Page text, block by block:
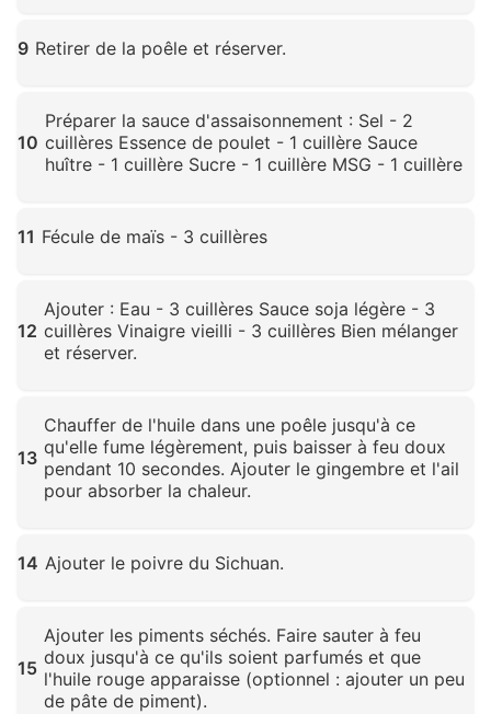
9 Retirer de la poêle et réserver.
10
Préparer la sauce d'assaisonnement : Sel - 2
cuillères Essence de poulet - 1 cuillère Sauce
huître - 1 cuillère Sucre - 1 cuillère MSG - 1 cuillère
11 Fécule de maïs - 3 cuillères
12
Ajouter : Eau - 3 cuillères Sauce soja légère - 3
cuillères Vinaigre vieilli - 3 cuillères Bien mélanger
et réserver.
13
Chauffer de l'huile dans une poêle jusqu'à ce
qu'elle fume légèrement, puis baisser à feu doux
pendant 10 secondes. Ajouter le gingembre et l'ail
pour absorber la chaleur.
14 Ajouter le poivre du Sichuan.
15
Ajouter les piments séchés. Faire sauter à feu
doux jusqu'à ce qu'ils soient parfumés et que
l'huile rouge apparaisse (optionnel : ajouter un peu
de pâte de piment).